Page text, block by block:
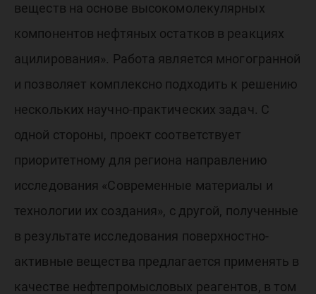
веществ на основе высокомолекулярных
компонентов нефтяных остатков в реакциях
ацилирования». Работа является многогранной
и позволяет комплексно подходить к решению
нескольких научно-практических задач. С
одной стороны, проект соответствует
приоритетному для региона направлению
исследования «Современные материалы и
технологии их создания», с другой, полученные
в результате исследования поверхностно-
активные вещества предлагается применять в
качестве нефтепромысловых реагентов, в том